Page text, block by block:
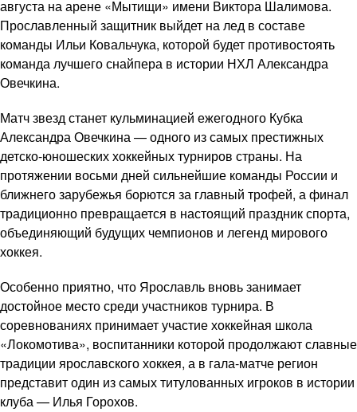
августа на арене «Мытищи» имени Виктора Шалимова.
Прославленный защитник выйдет на лед в составе
команды Ильи Ковальчука, которой будет противостоять
команда лучшего снайпера в истории НХЛ Александра
Овечкина.
Матч звезд станет кульминацией ежегодного Кубка
Александра Овечкина — одного из самых престижных
детско-юношеских хоккейных турниров страны. На
протяжении восьми дней сильнейшие команды России и
ближнего зарубежья борются за главный трофей, а финал
традиционно превращается в настоящий праздник спорта,
объединяющий будущих чемпионов и легенд мирового
хоккея.
Особенно приятно, что Ярославль вновь занимает
достойное место среди участников турнира. В
соревнованиях принимает участие хоккейная школа
«Локомотива», воспитанники которой продолжают славные
традиции ярославского хоккея, а в гала-матче регион
представит один из самых титулованных игроков в истории
клуба — Илья Горохов.